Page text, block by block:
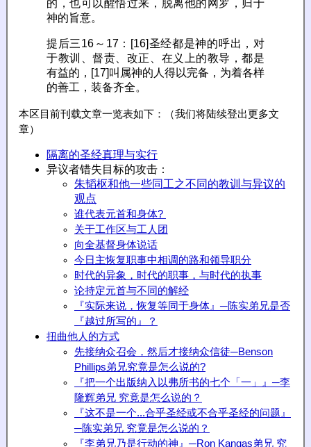
的，也可以醒悟过来，脱离他的网罗，归于
神的旨意。
提后三16～17：[16]圣经都是神的呼出，对
于教训、督责、改正、在义上的教导，都是
有益的，[17]叫属神的人得以完备，为着各样
的善工，装备齐全。
本区目前刊载文章一览表如下：（我们将陆续登出更多文
章）
隔离的圣经真理与实行
异议者错失目标的攻击：
朱韬枢和他一些同工之不同的教训与异议的
观点
谁代表元首和身体?
关于工作区与工人团
向全基督身体说话
今日主恢复职事中相调的路和领导职分
时代的异象，时代的职事，与时代的执事
论持定元首与不同的解经
『实际来说，恢复等同于身体』─陈实弟兄是否
『越过所写的』？
扭曲他人的方式
先接纳众召会，然后才接纳众信徒─Benson
Phillips弟兄究竟是怎么说的?
『把一个出版纳入以弗所书的七个「一」』─李
隆辉弟兄 究竟是怎么说的？
『这不是一个...合乎圣经或不合乎圣经的问题』
─陈实弟兄 究竟是怎么说的？
『李弟兄乃是行动的神』─Ron Kangas弟兄 究